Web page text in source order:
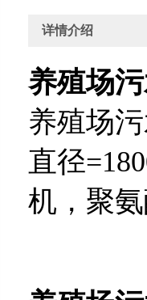
详情介绍
养殖场
养殖场
直径
机，聚